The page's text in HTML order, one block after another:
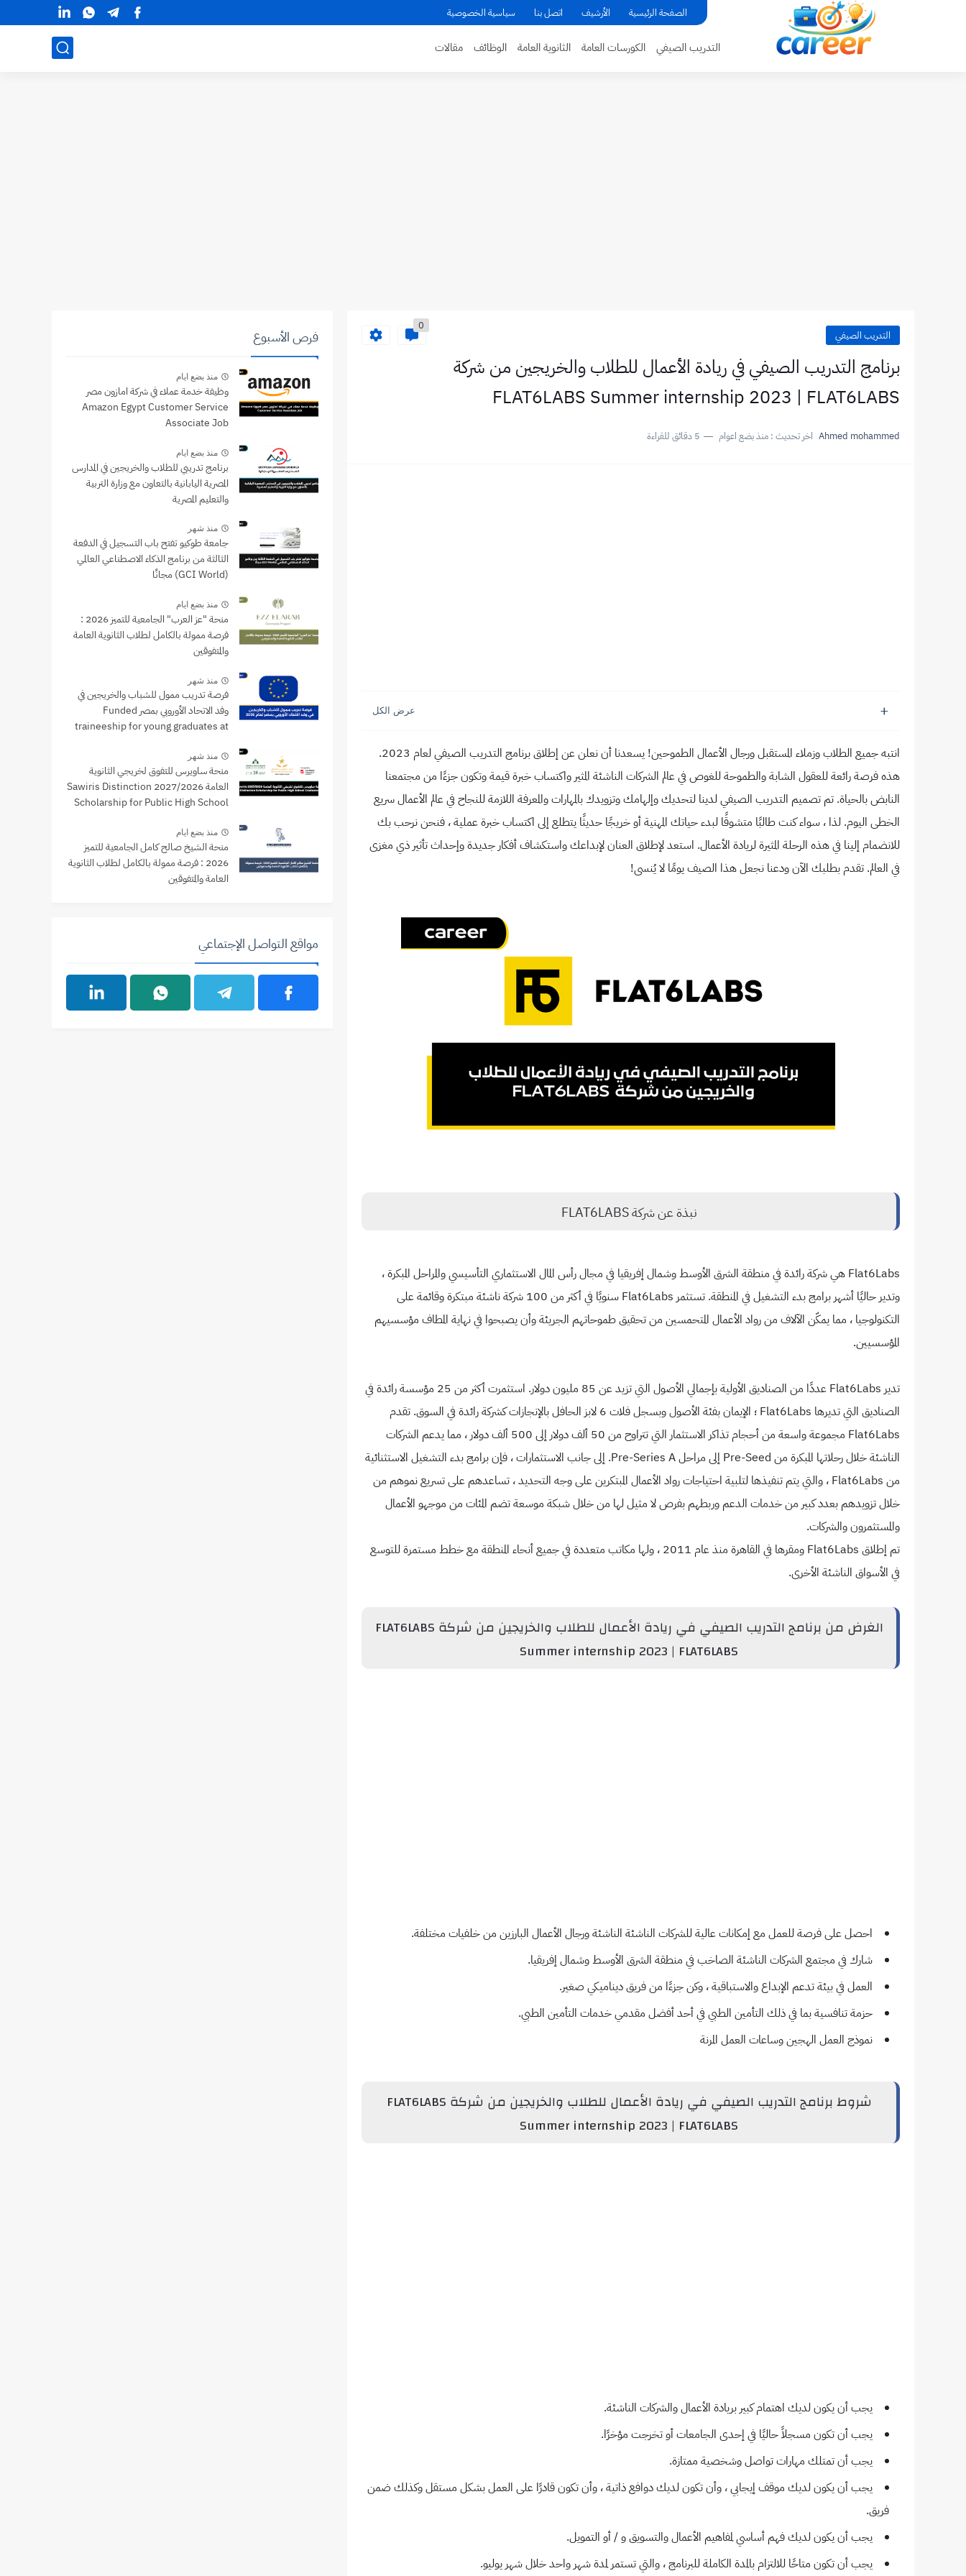
الصفحة الرئيسية الأرشيف اتصل بنا سياسية الخصوصية
التدريب الصيفي الكورسات العامة الثانوية العامة الوظائف مقالات
التدريب الصيفي
0
برنامج التدريب الصيفي في ريادة الأعمال للطلاب والخريجين من شركة
FLAT6LABS Summer internship 2023 | FLAT6LABS
Ahmed mohammed اخر تحديث : منذ بضع اعوام 5 دقائق للقراءة
انتبه جميع الطلاب وزملاء المستقبل ورجال الأعمال الطموحين! يسعدنا أن نعلن عن إطلاق برنامج التدريب الصيفي لعام 2023.
هذه فرصة رائعة للعقول الشابة والطموحة للغوص في عالم الشركات الناشئة المثير واكتساب خبرة قيمة وتكون جزءًا من مجتمعنا
النابض بالحياة. تم تصميم التدريب الصيفي لدينا لتحديك وإلهامك وتزويدك بالمهارات والمعرفة اللازمة للنجاح في عالم الأعمال سريع
الخطى اليوم. لذا ، سواء كنت طالبًا متشوقًا لبدء حياتك المهنية أو خريجًا حديثًا يتطلع إلى اكتساب خبرة عملية ، فنحن نرحب بك
للانضمام إلينا في هذه الرحلة المثيرة لريادة الأعمال. استعد لإطلاق العنان لإبداعك واستكشاف أفكار جديدة وإحداث تأثير ذي مغزى
في العالم. تقدم بطلبك الآن ودعنا نجعل هذا الصيف يومًا لا يُنسى!
نبذة عن شركة FLAT6LABS
Flat6Labs هي شركة رائدة في منطقة الشرق الأوسط وشمال إفريقيا في مجال رأس المال الاستثماري التأسيسي والمراحل المبكرة ،
وتدير حاليًا أشهر برامج بدء التشغيل في المنطقة. تستثمر Flat6Labs سنويًا في أكثر من 100 شركة ناشئة مبتكرة وقائمة على
التكنولوجيا ، مما يمكّن الآلاف من رواد الأعمال المتحمسين من تحقيق طموحاتهم الجريئة وأن يصبحوا في نهاية المطاف مؤسسيهم
المؤسسيين.
تدير Flat6Labs عددًا من الصناديق الأولية بإجمالي الأصول التي تزيد عن 85 مليون دولار. استثمرت أكثر من 25 مؤسسة رائدة في
الصناديق التي تديرها Flat6Labs ؛ الإيمان بفئة الأصول وبسجل فلات 6 لابز الحافل بالإنجازات كشركة رائدة في السوق. تقدم
Flat6Labs مجموعة واسعة من أحجام تذاكر الاستثمار التي تتراوح من 50 ألف دولار إلى 500 ألف دولار ، مما يدعم الشركات
الناشئة خلال رحلاتها المبكرة من Pre-Seed إلى مراحل Pre-Series A. إلى جانب الاستثمارات ، فإن برامج بدء التشغيل الاستثنائية
من Flat6Labs ، والتي يتم تنفيذها لتلبية احتياجات رواد الأعمال المبتكرين على وجه التحديد ، تساعدهم على تسريع نموهم من
خلال تزويدهم بعدد كبير من خدمات الدعم وربطهم بفرص لا مثيل لها من خلال شبكة موسعة تضم المئات من موجهو الأعمال
والمستثمرون والشركات.
تم إطلاق Flat6Labs ومقرها في القاهرة منذ عام 2011 ، ولها مكاتب متعددة في جميع أنحاء المنطقة مع خطط مستمرة للتوسع
في الأسواق الناشئة الأخرى.
الغرض من
برنامج التدريب الصيفي في ريادة الأعمال للطلاب والخريجين من شركة FLAT6LABS
Summer internship 2023 | FLAT6LABS
احصل على فرصة للعمل مع إمكانات عالية للشركات الناشئة الناشئة ورجال الأعمال البارزين من خلفيات مختلفة.
شارك في مجتمع الشركات الناشئة الصاخب في منطقة الشرق الأوسط وشمال إفريقيا.
العمل في بيئة تدعم الإبداع والاستباقية ، وكن جزءًا من فريق ديناميكي صغير.
حزمة تنافسية بما في ذلك التأمين الطبي في أحد أفضل مقدمي خدمات التأمين الطبي.
نموذج العمل الهجين وساعات العمل المرنة
شروط
برنامج التدريب الصيفي في ريادة الأعمال للطلاب والخريجين من شركة FLAT6LABS
Summer internship 2023 | FLAT6LABS
يجب أن يكون لديك اهتمام كبير بريادة الأعمال والشركات الناشئة.
يجب أن تكون مسجلاً حاليًا في إحدى الجامعات أو تخرجت مؤخرًا.
يجب أن تمتلك مهارات تواصل وشخصية ممتازة.
يجب أن يكون لديك موقف إيجابي ، وأن تكون لديك دوافع ذاتية ، وأن تكون قادرًا على العمل بشكل مستقل وكذلك ضمن
فريق.
يجب أن يكون لديك فهم أساسي لمفاهيم الأعمال والتسويق و / أو التمويل.
يجب أن تكون متاحًا للالتزام بالمدة الكاملة للبرنامج ، والتي تستمر لمدة شهر واحد خلال شهر يوليو.
فرص الأسبوع
منذ بضع ايام
وظيفة خدمة عملاء في شركة امازون مصر
Amazon Egypt Customer Service
Associate Job
منذ بضع ايام
برنامج تدريبي للطلاب والخريجين في المدارس
المصرية اليابانية بالتعاون مع وزارة التربية
والتعليم المصرية
منذ شهر
جامعة طوكيو تفتح باب التسجيل في الدفعة
الثالثة من برنامج الذكاء الاصطناعي العالمي
(GCI World) مجانًا
منذ بضع ايام
منحة "عز العرب" الجامعية للتميز 2026 :
فرصة ممولة بالكامل لطلاب الثانوية العامة
والمتفوقين
منذ شهر
فرصة تدريب ممول للشباب والخريجين في
وفد الاتحاد الأوروبي بمصر Funded
traineeship for young graduates at
منذ شهر
منحة ساويرس للتفوق لخريجي الثانوية
العامة 2027/2026 Sawiris Distinction
Scholarship for Public High School
منذ بضع ايام
منحة الشيخ صالح كامل الجامعية للتميز
2026 : فرصة ممولة بالكامل لطلاب الثانوية
العامة والمتفوقين
مواقع التواصل الإجتماعي